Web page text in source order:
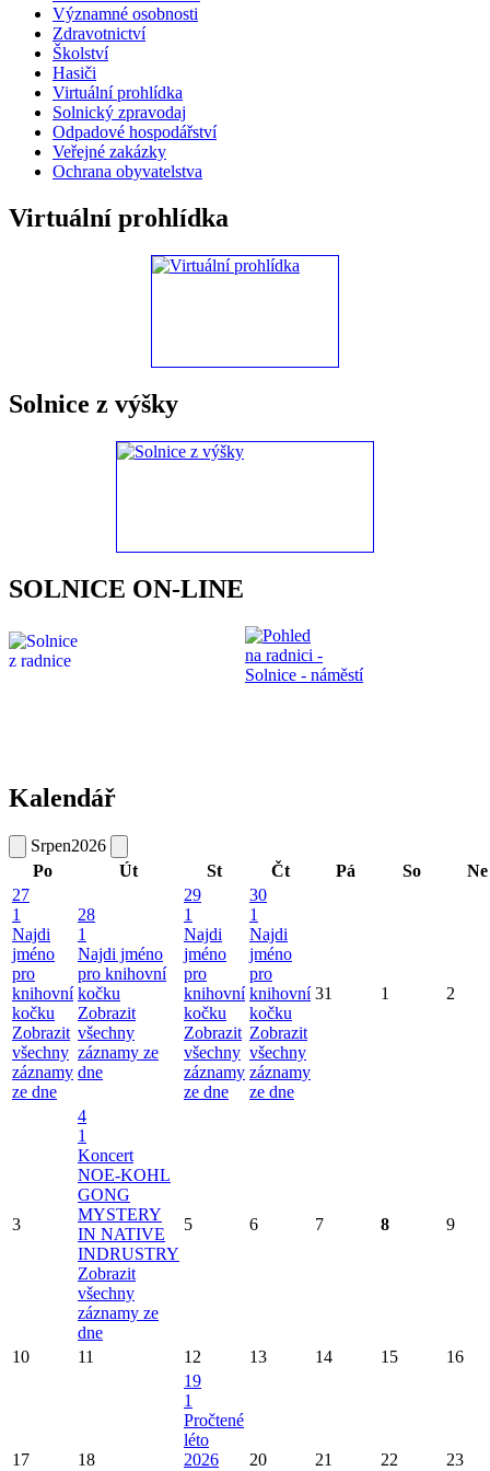
Významné osobnosti
Zdravotnictví
Školství
Hasiči
Virtuální prohlídka
Solnický zpravodaj
Odpadové hospodářství
Veřejné zakázky
Ochrana obyvatelstva
Virtuální prohlídka
Solnice z výšky
SOLNICE ON-LINE
Kalendář
Srpen2026
Po
Út St Čt Pá So
Ne
27
1
Najdi
jméno
pro
knihovní
kočku
Zobrazit
všechny
záznamy
ze dne
28
1
Najdi jméno
pro knihovní
kočku
Zobrazit
všechny
záznamy ze
dne
29
1
Najdi
jméno
pro
knihovní
kočku
Zobrazit
všechny
záznamy
ze dne
30
1
Najdi
jméno
pro
knihovní
kočku
Zobrazit
všechny
záznamy
ze dne
31 1 2
3
4
1
Koncert
NOE-KOHL
GONG
MYSTERY
IN NATIVE
INDRUSTRY
Zobrazit
všechny
záznamy ze
dne
5 6 7 8 9
10 11 12 13 14 15 16
17 18
19
1
Pročtené
léto
2026
20 21 22 23